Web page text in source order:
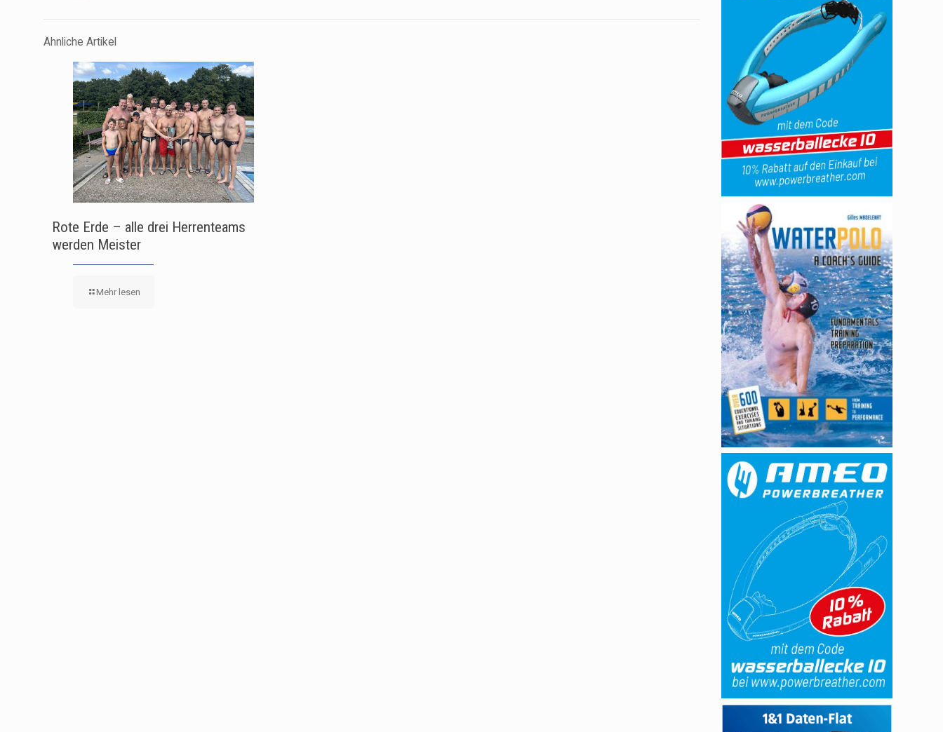
Ähnliche Artikel
Rote Erde – alle drei Herrenteams
werden Meister
Mehr lesen